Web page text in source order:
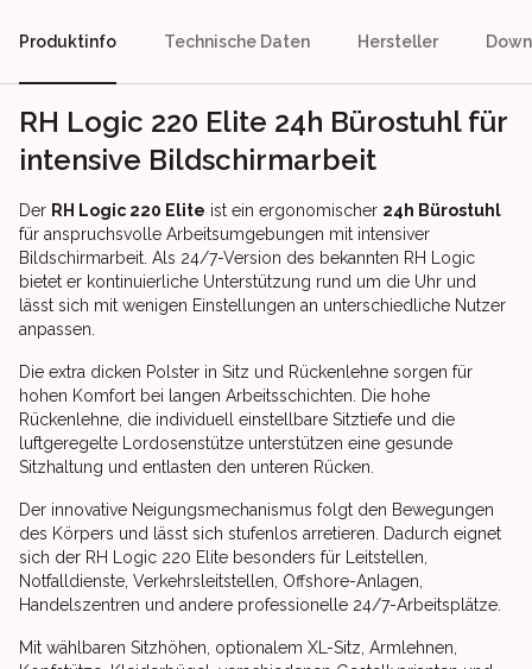
Produktinfo Technische Daten Hersteller
RH Logic 220 Elite 24h Bürostuhl für
intensive Bildschirmarbeit
Der RH Logic 220 Elite ist ein ergonomischer 24h Bürostuhl
für anspruchsvolle Arbeitsumgebungen mit intensiver
Bildschirmarbeit. Als 24/7-Version des bekannten RH Logic
bietet er kontinuierliche Unterstützung rund um die Uhr und
lässt sich mit wenigen Einstellungen an unterschiedliche Nutzer
anpassen.
Die extra dicken Polster in Sitz und Rückenlehne sorgen für
hohen Komfort bei langen Arbeitsschichten. Die hohe
Rückenlehne, die individuell einstellbare Sitztiefe und die
luftgeregelte Lordosenstütze unterstützen eine gesunde
Sitzhaltung und entlasten den unteren Rücken.
Der innovative Neigungsmechanismus folgt den Bewegungen
des Körpers und lässt sich stufenlos arretieren. Dadurch eignet
sich der RH Logic 220 Elite besonders für Leitstellen,
Notfalldienste, Verkehrsleitstellen, Offshore-Anlagen,
Handelszentren und andere professionelle 24/7-Arbeitsplätze.
Mit wählbaren Sitzhöhen, optionalem XL-Sitz, Armlehnen,